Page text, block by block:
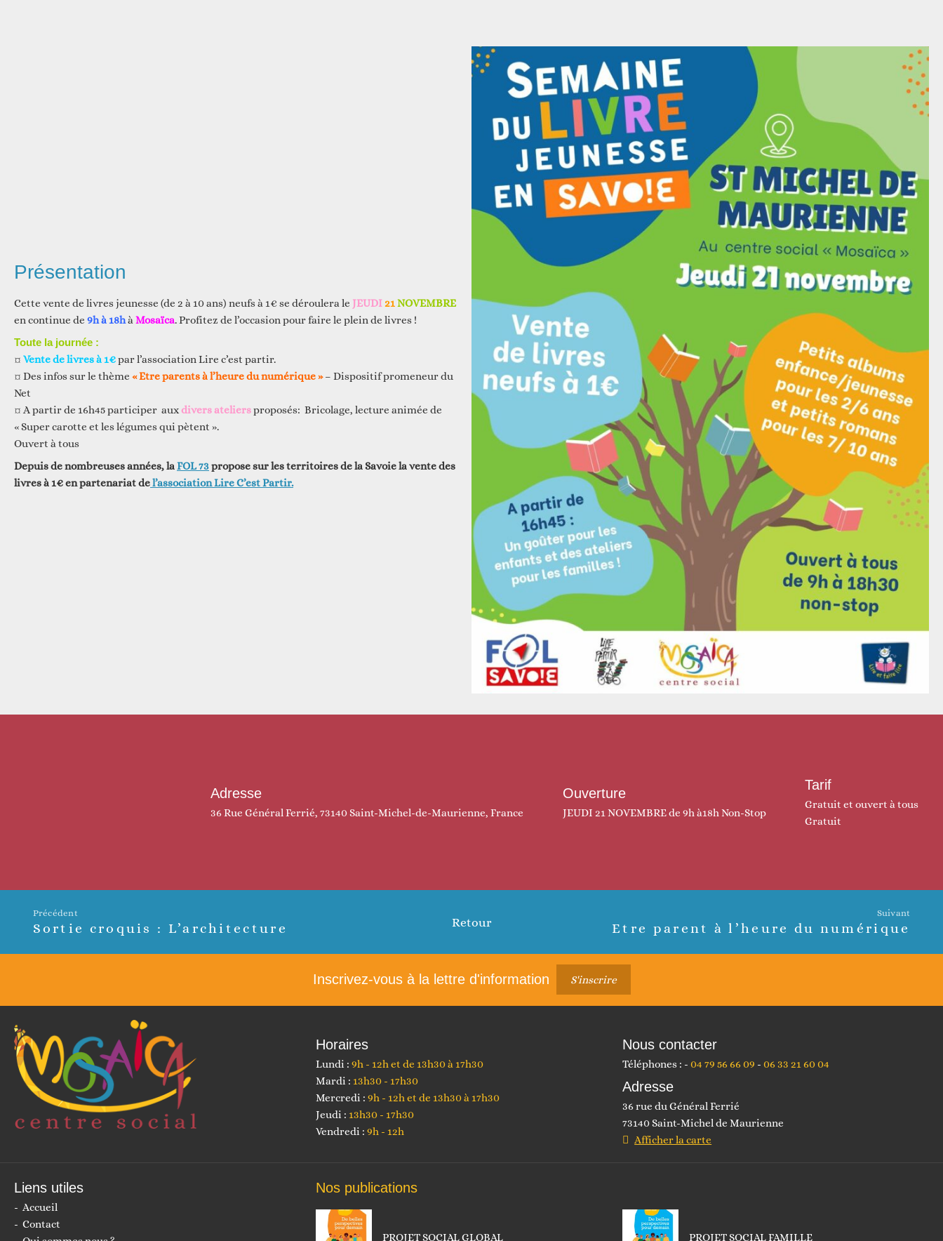
Présentation
Cette vente de livres jeunesse (de 2 à 10 ans) neufs à 1€ se déroulera le JEUDI21NOVEMBRE
en continue de 9h à 18hàMosaïca. Profitez de l’occasion pour faire le plein de livres !
Toute la journée :
¤ Vente de livres à 1€par l’association Lire c’est partir.
¤ Des infos sur le thème « Etre parents à l’heure du numérique »– Dispositif promeneur du
Net
¤ A partir de 16h45 participer auxdivers ateliersproposés: Bricolage, lecture animée de
« Super carotte et les légumes qui pètent ».
Ouvert à tous
Depuis de nombreuses années, laFOL 73propose sur les territoires de la Savoie la vente des
livres à 1€ en partenariat del’association Lire C’est Partir.
Adresse
36 Rue Général Ferrié, 73140 Saint-Michel-de-Maurienne, France
Ouverture
JEUDI 21 NOVEMBRE de 9h à18h Non-Stop
Tarif
Gratuit et ouvert à tous
Gratuit
Retour
Précédent
Sortie croquis : L’architecture
Suivant
Etre parent à l’heure du numérique
Inscrivez-vous à la lettre d'information S'inscrire
Horaires
Lundi : 9h - 12h et de 13h30 à 17h30
Mardi : 13h30 - 17h30
Mercredi : 9h - 12h et de 13h30 à 17h30
Jeudi : 13h30 - 17h30
Vendredi : 9h - 12h
Nous contacter
Téléphones : 04 79 56 66 09 06 33 21 60 04
Adresse
36 rue du Général Ferrié
73140 Saint-Michel de Maurienne
Afficher la carte
Liens utiles
Accueil
Contact
Nos publications
PROJET SOCIAL GLOBAL PROJET SOCIAL FAMILLE